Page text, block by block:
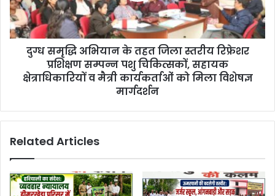
दुग्ध समृद्धि अभियान के तहत जिला स्तरीय रिफ्रेशर
प्रशिक्षण सम्पन्न पशु चिकित्सकों, सहायक
क्षेत्राधिकारियों व मैत्री कार्यकर्ताओं को मिला विशेषज्ञ
मार्गदर्शन
Related Articles